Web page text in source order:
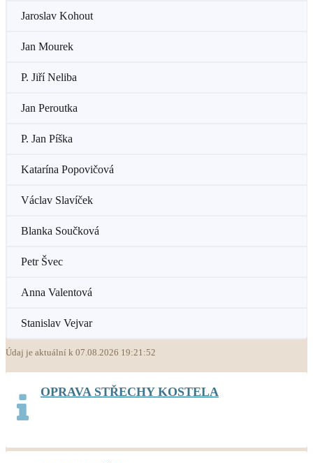
Jaroslav Kohout
Jan Mourek
P. Jiří Neliba
Jan Peroutka
P. Jan Píška
Katarína Popovičová
Václav Slavíček
Blanka Součková
Petr Švec
Anna Valentová
Stanislav Vejvar
Údaj je aktuální k 07.08.2026 19:21:52
OPRAVA STŘECHY KOSTELA